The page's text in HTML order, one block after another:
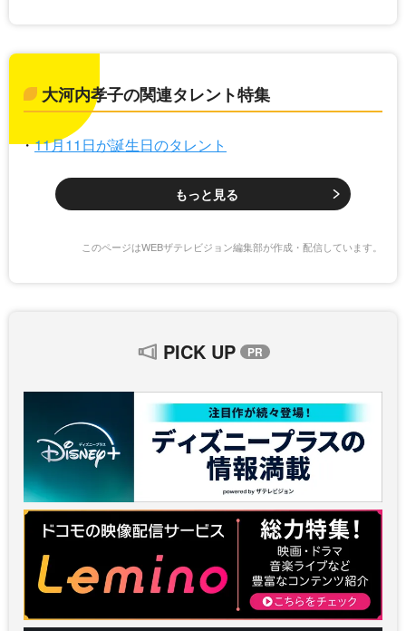
大河内孝子の関連タレント特集
11月11日が誕生日のタレント
もっと見る
このページはWEBザテレビジョン編集部が作成・配信しています。
PICK UP